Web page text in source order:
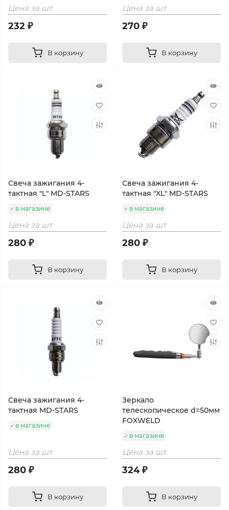
Цена за шт
232 ₽
В корзину
Цена за шт
270 ₽
В корзину
Свеча зажигания 4-
тактная "L" MD-STARS
в магазине
Цена за шт
280 ₽
В корзину
Свеча зажигания 4-
тактная "XL" MD-STARS
в магазине
Цена за шт
280 ₽
В корзину
Свеча зажигания 4-
тактная MD-STARS
в магазине
Цена за шт
280 ₽
В корзину
Зеркало
телескопическое d=50мм
FOXWELD
в магазине
Цена за шт
324 ₽
В корзину